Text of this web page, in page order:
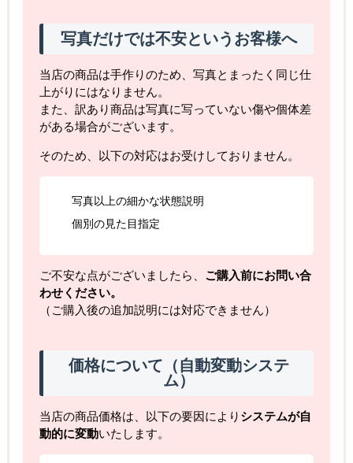
写真だけでは不安というお客様へ
当店の商品は手作りのため、写真とまったく同じ仕
上がりにはなりません。
また、訳あり商品は写真に写っていない傷や個体差
がある場合がございます。
そのため、以下の対応はお受けしておりません。
写真以上の細かな状態説明
個別の見た目指定
ご不安な点がございましたら、 ご購入前にお問い合
わせください。
（ご購入後の追加説明には対応できません）
価格について（自動変動システ
ム）
当店の商品価格は、以下の要因により システムが自
動的に変動いたします。